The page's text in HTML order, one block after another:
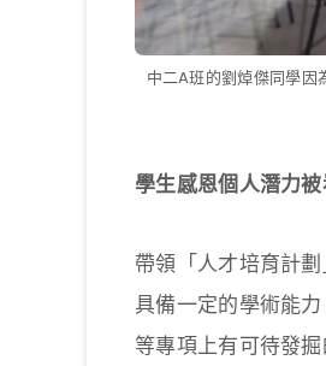
中二A班的劉焯傑同學因
學生感恩個人潛力
帶領「人才培育計
具備一定的學術能
等專項上有可待發